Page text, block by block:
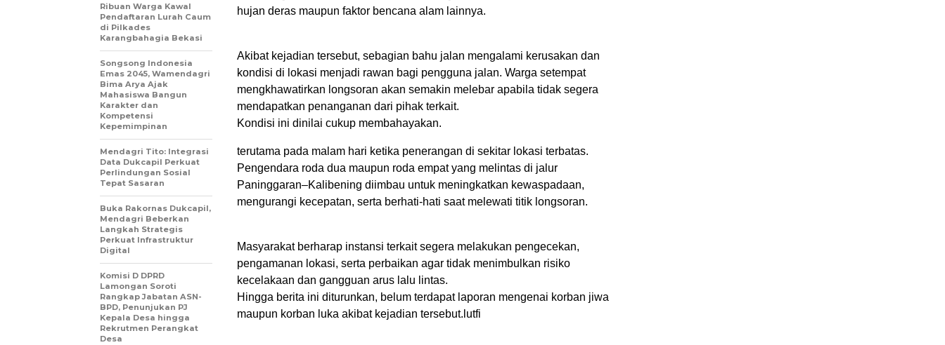
hujan deras maupun faktor bencana alam lainnya.
Akibat kejadian tersebut, sebagian bahu jalan mengalami kerusakan dan
kondisi di lokasi menjadi rawan bagi pengguna jalan. Warga setempat
mengkhawatirkan longsoran akan semakin melebar apabila tidak segera
mendapatkan penanganan dari pihak terkait.
Kondisi ini dinilai cukup membahayakan.
terutama pada malam hari ketika penerangan di sekitar lokasi terbatas.
Pengendara roda dua maupun roda empat yang melintas di jalur
Paninggaran–Kalibening diimbau untuk meningkatkan kewaspadaan,
mengurangi kecepatan, serta berhati-hati saat melewati titik longsoran.
Masyarakat berharap instansi terkait segera melakukan pengecekan,
pengamanan lokasi, serta perbaikan agar tidak menimbulkan risiko
kecelakaan dan gangguan arus lalu lintas.
Hingga berita ini diturunkan, belum terdapat laporan mengenai korban jiwa
maupun korban luka akibat kejadian tersebut.lutfi
Ribuan Warga Kawal
Pendaftaran Lurah Caum
di Pilkades
Karangbahagia Bekasi
Songsong Indonesia
Emas 2045, Wamendagri
Bima Arya Ajak
Mahasiswa Bangun
Karakter dan
Kompetensi
Kepemimpinan
Mendagri Tito: Integrasi
Data Dukcapil Perkuat
Perlindungan Sosial
Tepat Sasaran
Buka Rakornas Dukcapil,
Mendagri Beberkan
Langkah Strategis
Perkuat Infrastruktur
Digital
Komisi D DPRD
Lamongan Soroti
Rangkap Jabatan ASN-
BPD, Penunjukan PJ
Kepala Desa hingga
Rekrutmen Perangkat
Desa